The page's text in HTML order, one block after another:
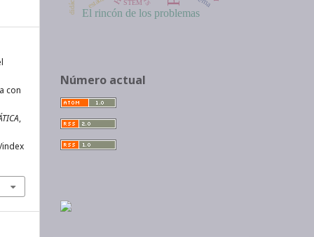
con
,
El rincón de los problemas
STEM
Número actual